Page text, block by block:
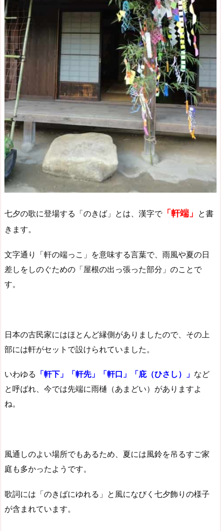
七夕の歌に登場する「のきば」とは、漢字で「軒端」 と書
きます。
文字通り「軒の端っこ」を意味する言葉で、雨風や夏の日
差しをしのぐための「屋根の出っ張った部分」のことで
す。
日本の古民家にはほとんど縁側がありましたので、その上
部には軒がセットで設けられていました。
いわゆる 「軒下」「軒先」「軒口」「庇（ひさし）」 など
と呼ばれ、今では先端に雨樋（あまどい）がありますよ
ね。
風通しのよい場所でもあるため、夏には風鈴を吊るすご家
庭も多かったようです。
歌詞には「のきばにゆれる」と風になびく七夕飾りの様子
が含まれています。